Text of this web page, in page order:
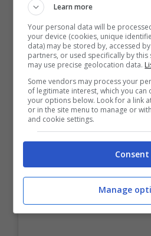
Learn more
Your personal data will be
your device (cookies, unique
data) may be stored by, accessed
partners, or used specifically by
may use precise geolocation data.
Some vendors may process your
of legitimate interest, which you
your options below. Look for a link
or in the site menu to manage or
and cookie settings.
Consent
Manage